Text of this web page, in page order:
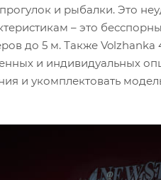
и рыбалки. Это
– это
до 5 м. Также
и индивидуальных
и укомплектовать